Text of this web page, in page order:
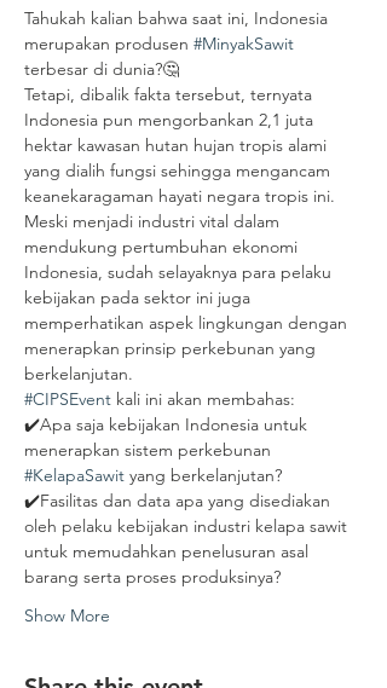
Tahukah kalian bahwa saat ini, Indonesia
merupakan produsen #MinyakSawit
terbesar di dunia?🤔
Tetapi, dibalik fakta tersebut, ternyata
Indonesia pun mengorbankan 2,1 juta
hektar kawasan hutan hujan tropis alami
yang dialih fungsi sehingga mengancam
keanekaragaman hayati negara tropis ini.
Meski menjadi industri vital dalam
mendukung pertumbuhan ekonomi
Indonesia, sudah selayaknya para pelaku
kebijakan pada sektor ini juga
memperhatikan aspek lingkungan dengan
menerapkan prinsip perkebunan yang
berkelanjutan.
#CIPSEvent kali ini akan membahas:
✔️Apa saja kebijakan Indonesia untuk
menerapkan sistem perkebunan
#KelapaSawit yang berkelanjutan?
✔️Fasilitas dan data apa yang disediakan
oleh pelaku kebijakan industri kelapa sawit
untuk memudahkan penelusuran asal
barang serta proses produksinya?
Show More